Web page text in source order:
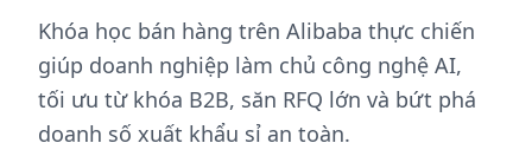
Khóa học bán hàng trên Alibaba thực chiến
giúp doanh nghiệp làm chủ công nghệ AI,
tối ưu từ khóa B2B, săn RFQ lớn và bứt phá
doanh số xuất khẩu sỉ an toàn.